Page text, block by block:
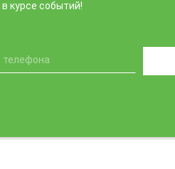
в курсе событий!